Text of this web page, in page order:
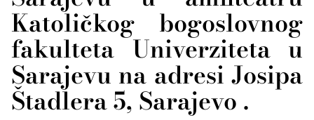
Katoličkog bogoslovnog
fakulteta Univerziteta u
Sarajevu na adresi Josipa
Štadlera 5, Sarajevo .